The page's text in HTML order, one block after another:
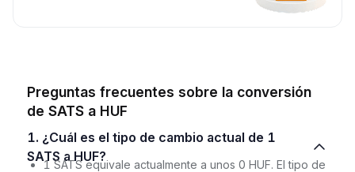
Preguntas frecuentes sobre la conversión
de SATS a HUF
1. ¿Cuál es el tipo de cambio actual de 1
SATS a HUF?
1 SATS equivale actualmente a unos 0 HUF. El tipo de